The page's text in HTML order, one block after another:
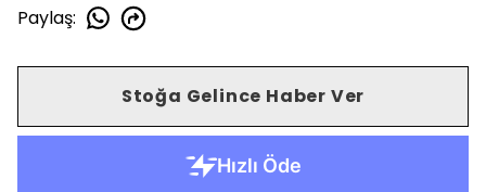
Paylaş:
Stoğa Gelince Haber Ver